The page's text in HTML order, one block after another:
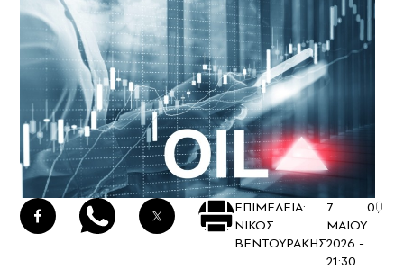
ΕΠΙΜΕΛΕΙΑ:
ΝΙΚΟΣ
ΒΕΝΤΟΥΡΑΚΗΣ
7
ΜΑΪΟΥ
2026 -
21:30
0